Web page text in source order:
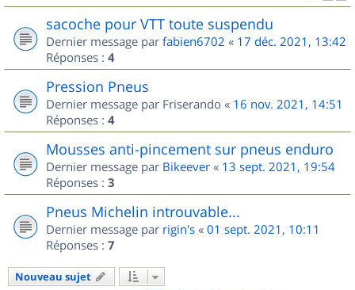
sacoche pour VTT toute suspendu
Dernier message par fabien6702 « 17 déc. 2021, 13:42
Réponses : 4
Pression Pneus
Dernier message par Friserando « 16 nov. 2021, 14:51
Réponses : 4
Mousses anti-pincement sur pneus enduro
Dernier message par Bikeever « 13 sept. 2021, 19:54
Réponses : 3
Pneus Michelin introuvable...
Dernier message par rigin's « 01 sept. 2021, 10:11
Réponses : 7
Nouveau sujet